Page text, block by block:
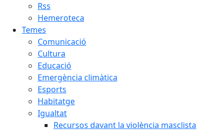
Rss
Hemeroteca
Temes
Comunicació
Cultura
Educació
Emergència climàtica
Esports
Habitatge
Igualtat
Recursos davant la violència masclista